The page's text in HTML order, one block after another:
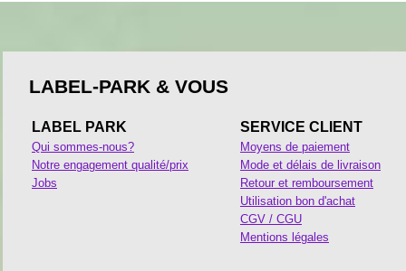
LABEL-PARK & VOUS
LABEL PARK
Qui sommes-nous?
Notre engagement qualité/prix
Jobs
SERVICE CLIENT
Moyens de paiement
Mode et délais de livraison
Retour et remboursement
Utilisation bon d'achat
CGV / CGU
Mentions légales